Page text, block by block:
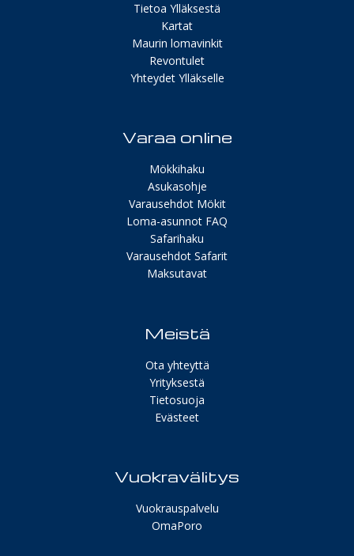
Tietoa Ylläksestä
Kartat
Maurin lomavinkit
Revontulet
Yhteydet Ylläkselle
Varaa online
Mökkihaku
Asukasohje
Varausehdot Mökit
Loma-asunnot FAQ
Safarihaku
Varausehdot Safarit
Maksutavat
Meistä
Ota yhteyttä
Yrityksestä
Tietosuoja
Evästeet
Vuokravälitys
Vuokrauspalvelu
OmaPoro